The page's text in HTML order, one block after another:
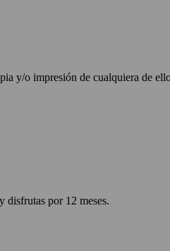
y/o impresión de cualquiera de
disfrutas por 12 meses.